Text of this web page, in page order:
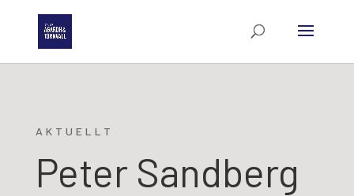
AKTUELLT
Peter Sandberg